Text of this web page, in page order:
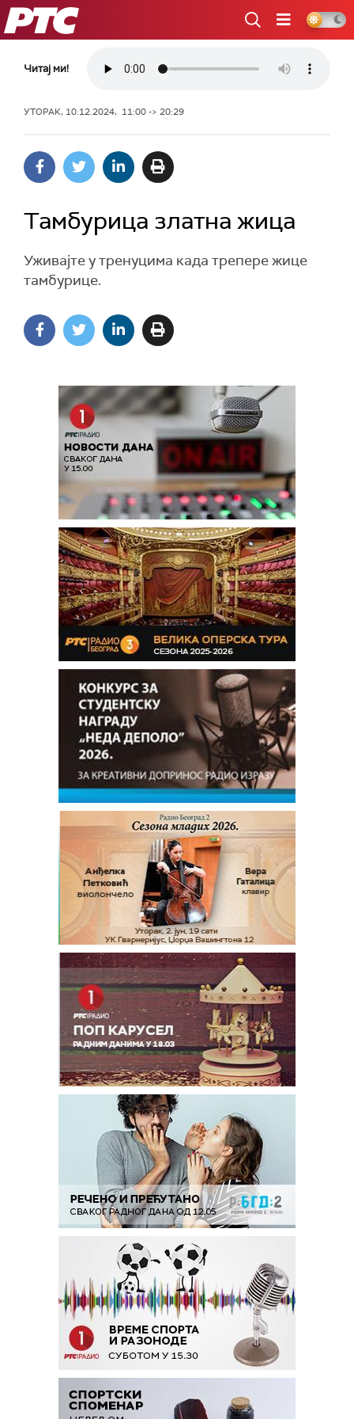
РТС
Читај ми!
УТОРАК, 10.12.2024, 11:00 -> 20:29
Тамбурица златна жица
Уживајте у тренуцима када трепере жице
тамбурице.